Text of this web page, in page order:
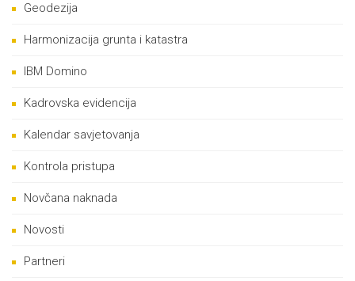
Geodezija
Harmonizacija grunta i katastra
IBM Domino
Kadrovska evidencija
Kalendar savjetovanja
Kontrola pristupa
Novčana naknada
Novosti
Partneri